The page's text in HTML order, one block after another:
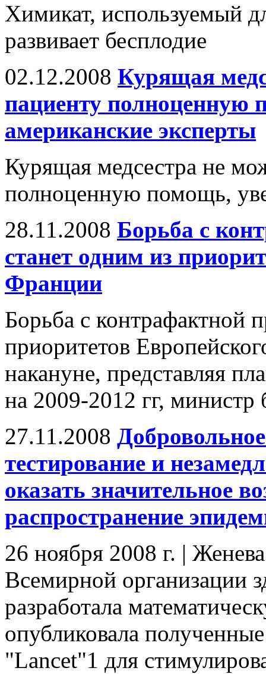
Химикат, используемый
развивает бесплодие
02.12.2008 Курящая
пациенту полноценную
американские эксперты
Курящая медсестра не
полноценную помощь,
28.11.2008 Борьба с
станет одним из
Франции
Борьба с контрафактной
приоритетов
накануне, представляя
на 2009-2012 гг,
27.11.2008
тестирование и
оказать значительное
распространение
26 ноября 2008 г. |
Всемирной организации
разработала
опубликовала
"Lancet"1 для